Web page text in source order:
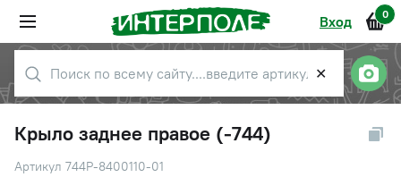
Вход 0
✕
Крыло заднее правое (-744)
Артикул 744Р-8400110-01